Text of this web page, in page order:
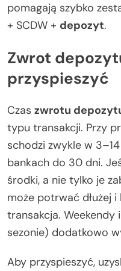
pomagają szybko
+ SCDW + depozyt.
Zwrot
przyspieszyć
Czas zwrotu
typu transakcji. Przy
schodzi zwykle w
bankach do 30 dni.
środki, a nie tylko je
może potrwać dłużej
transakcja. Weekendy
sezonie) dodatkowo
Aby przyspieszyć,